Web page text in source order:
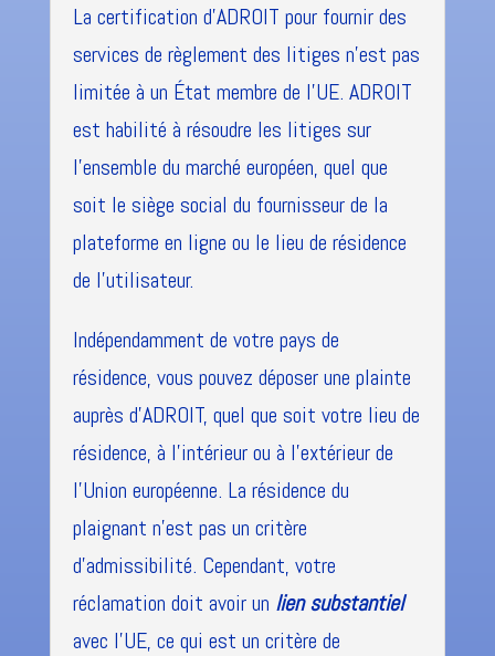
La certification d'ADROIT pour fournir des
services de règlement des litiges n'est pas
limitée à un État membre de l'UE. ADROIT
est habilité à résoudre les litiges sur
l'ensemble du marché européen, quel que
soit le siège social du fournisseur de la
plateforme en ligne ou le lieu de résidence
de l'utilisateur.
Indépendamment de votre pays de
résidence, vous pouvez déposer une plainte
auprès d'ADROIT, quel que soit votre lieu de
résidence, à l'intérieur ou à l'extérieur de
l'Union européenne. La résidence du
plaignant n'est pas un critère
d'admissibilité. Cependant, votre
réclamation doit avoir un lien substantiel
avec l'UE, ce qui est un critère de